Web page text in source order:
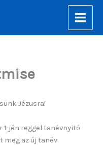
Jézusra!
1-jén reggel tanévnyitó
az új tanév.